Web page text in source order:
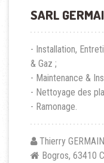
SARL
- Installation,
& Gaz ;
- Maintenance &
- Nettoyage des
- Ramonage.
Thierry GERMAIN
Bogros, 63410